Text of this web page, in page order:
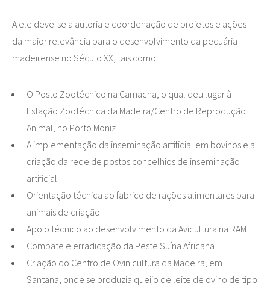
A ele deve-se a autoria e coordenação de projetos e ações
da maior relevância para o desenvolvimento da pecuária
madeirense no Século XX, tais como:
O Posto Zootécnico na Camacha, o qual deu lugar à
Estação Zootécnica da Madeira/Centro de Reprodução
Animal, no Porto Moniz
A implementação da inseminação artificial em bovinos e a
criação da rede de postos concelhios de inseminação
artificial
Orientação técnica ao fabrico de rações alimentares para
animais de criação
Apoio técnico ao desenvolvimento da Avicultura na RAM
Combate e erradicação da Peste Suína Africana
Criação do Centro de Ovinicultura da Madeira, em
Santana, onde se produzia queijo de leite de ovino de tipo